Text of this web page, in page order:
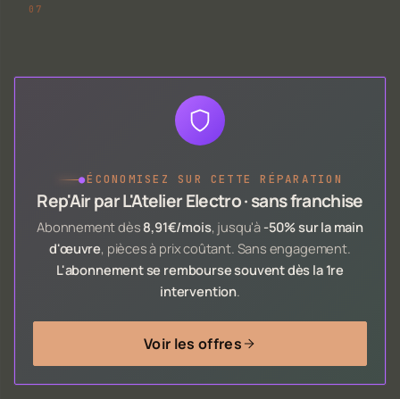
●ÉCONOMISEZ SUR CETTE RÉPARATION
Rep'Air par L'Atelier Electro · sans franchise
Abonnement dès 8,91€/mois, jusqu'à -50% sur la main
d'œuvre, pièces à prix coûtant. Sans engagement.
L'abonnement se rembourse souvent dès la 1re
intervention.
Voir les offres